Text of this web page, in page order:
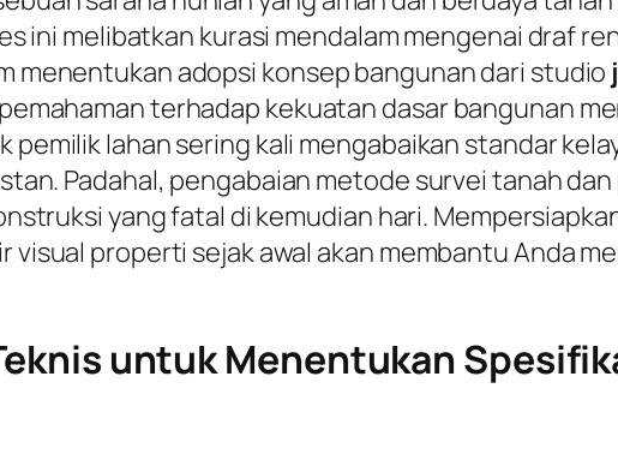
ini melibatkan kurasi mendalam mengenai draf
menentukan adopsi konsep bangunan dari studio
terhadap kekuatan dasar bangunan
pemilik lahan sering kali mengabaikan standar
Padahal, pengabaian metode survei tanah
yang fatal di kemudian hari.
visual properti sejak awal akan membantu Anda
untuk Menentukan